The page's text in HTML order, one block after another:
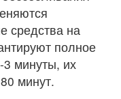
средства на
полное
3 минуты, их
минут.